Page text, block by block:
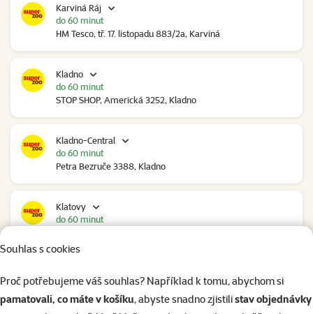
Souhlas s cookies
Proč potřebujeme váš souhlas? Například k tomu, abychom si
pamatovali, co máte v košíku, abyste snadno zjistilistav objednávky
Karviná Ráj
HM Tesco, tř. 17. listopadu 883/2a, Karviná
do 60 minut
Kladno
STOP SHOP, Americká 3252, Kladno
do 60 minut
Kladno-Central
Petra Bezruče 3388, Kladno
do 60 minut
Klatovy
do 60 minut
Polepská 979, Kolín
do 60 minut